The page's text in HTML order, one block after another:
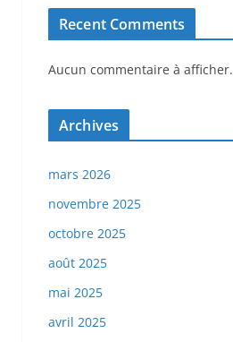
Recent Comments
Aucun commentaire à afficher.
Archives
mars 2026
novembre 2025
octobre 2025
août 2025
mai 2025
avril 2025